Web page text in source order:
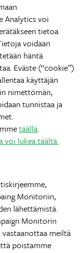
Analytics voi
tietoa
voidaan
häntä
Eväste (“cookie”)
käyttäjän
nimettömän,
tunnistaa ja
täällä.
voi lukea täältä.
Monitoriin,
lähettämistä.
Monitorin
meiltä
poistamme